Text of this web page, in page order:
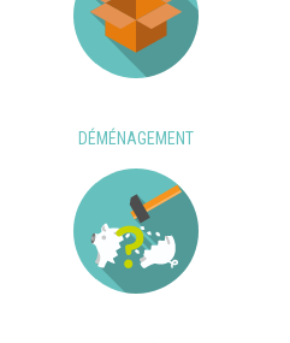
DÉMÉNAGEMENT